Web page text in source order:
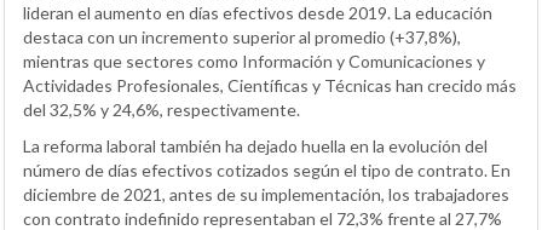
lideran el aumento en días efectivos desde 2019. La educación
destaca con un incremento superior al promedio (+37,8%),
mientras que sectores como Información y Comunicaciones y
Actividades Profesionales, Científicas y Técnicas han crecido más
del 32,5% y 24,6%, respectivamente.
La reforma laboral también ha dejado huella en la evolución del
número de días efectivos cotizados según el tipo de contrato. En
diciembre de 2021, antes de su implementación, los trabajadores
con contrato indefinido representaban el 72,3% frente al 27,7%